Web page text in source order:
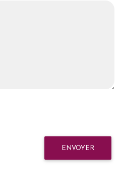
ENVOYER